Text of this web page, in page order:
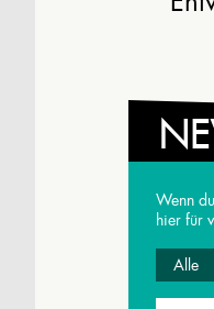
Wenn
hier für
Alle